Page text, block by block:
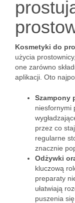
Kosmetyki do
użycia
one zarówno
aplikacji. Oto
Szampony
niesfornymi
przez co
regularne
znacznie
Odżywki
kluczową
preparaty
ułatwiają
puszenia